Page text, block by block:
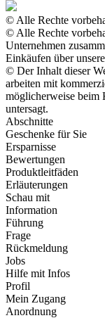
© Alle Rechte
© Alle Rechte
Unternehmen
Einkäufen über
© Der Inhalt dieser
arbeiten mit
möglicherweise beim
untersagt.
Abschnitte
Geschenke für Sie
Ersparnisse
Bewertungen
Produktleitfäden
Erläuterungen
Schau mit
Information
Führung
Frage
Rückmeldung
Jobs
Hilfe mit Infos
Profil
Mein Zugang
Anordnung